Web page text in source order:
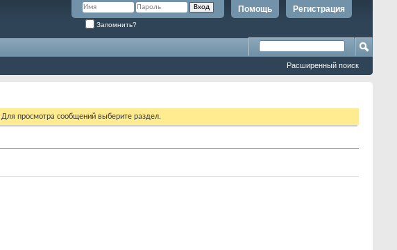
Регистрация
Помощь
Запомнить?
Расширенный поиск
Для просмотра сообщений выберите раздел.